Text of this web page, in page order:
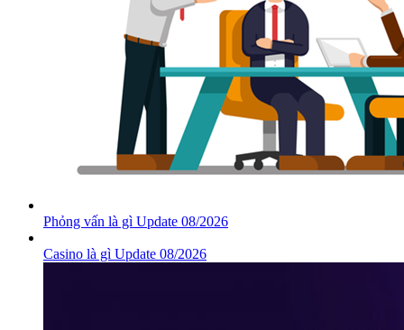
Phỏng vấn là gì Update 08/2026
Casino là gì Update 08/2026